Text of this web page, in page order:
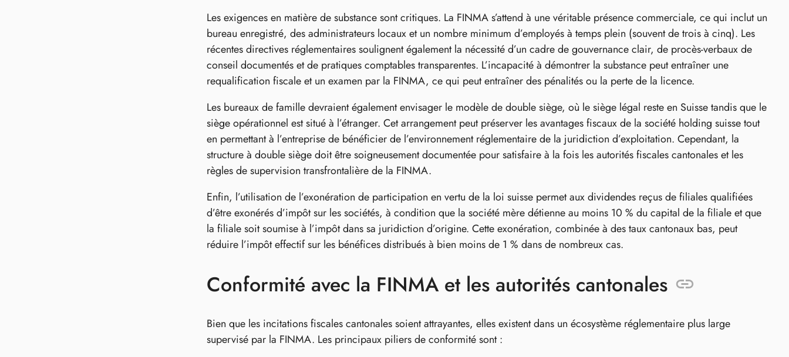
Les exigences en matière de substance sont critiques. La FINMA s’attend à une véritable présence commerciale, ce qui inclut un
bureau enregistré, des administrateurs locaux et un nombre minimum d’employés à temps plein (souvent de trois à cinq). Les
récentes directives réglementaires soulignent également la nécessité d’un cadre de gouvernance clair, de procès-verbaux de
conseil documentés et de pratiques comptables transparentes. L’incapacité à démontrer la substance peut entraîner une
requalification fiscale et un examen par la FINMA, ce qui peut entraîner des pénalités ou la perte de la licence.
Les bureaux de famille devraient également envisager le modèle de double siège, où le siège légal reste en Suisse tandis que le
siège opérationnel est situé à l’étranger. Cet arrangement peut préserver les avantages fiscaux de la société holding suisse tout
en permettant à l’entreprise de bénéficier de l’environnement réglementaire de la juridiction d’exploitation. Cependant, la
structure à double siège doit être soigneusement documentée pour satisfaire à la fois les autorités fiscales cantonales et les
règles de supervision transfrontalière de la FINMA.
Enfin, l’utilisation de l’exonération de participation en vertu de la loi suisse permet aux dividendes reçus de filiales qualifiées
d’être exonérés d’impôt sur les sociétés, à condition que la société mère détienne au moins 10 % du capital de la filiale et que
la filiale soit soumise à l’impôt dans sa juridiction d’origine. Cette exonération, combinée à des taux cantonaux bas, peut
réduire l’impôt effectif sur les bénéfices distribués à bien moins de 1 % dans de nombreux cas.
Conformité avec la FINMA et les autorités cantonales
Bien que les incitations fiscales cantonales soient attrayantes, elles existent dans un écosystème réglementaire plus large
supervisé par la FINMA. Les principaux piliers de conformité sont :